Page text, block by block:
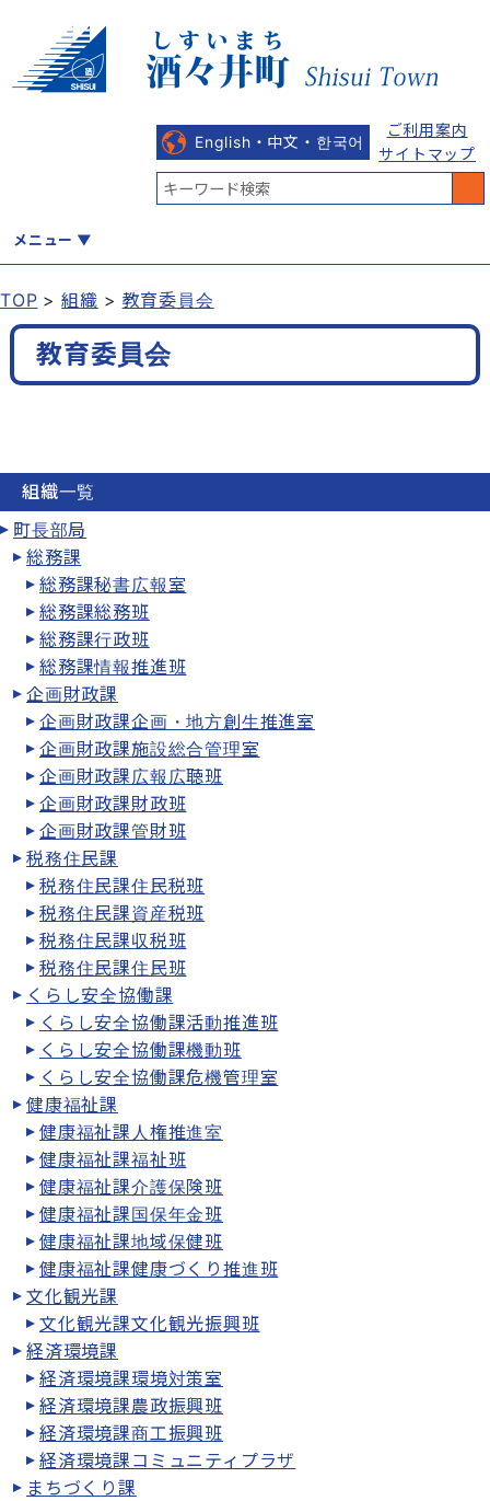
English・中文・한국어
ご利用案内
サイトマップ
メニュー
健康・福祉 産業・しごと
TOP 組織 教育委員会
教育委員会
組織一覧
町長部局
総務課
総務課秘書広報室
総務課総務班
総務課行政班
総務課情報推進班
企画財政課
企画財政課企画・地方創生推進室
企画財政課施設総合管理室
企画財政課広報広聴班
企画財政課財政班
企画財政課管財班
税務住民課
税務住民課住民税班
税務住民課資産税班
税務住民課収税班
税務住民課住民班
くらし安全協働課
くらし安全協働課活動推進班
くらし安全協働課機動班
くらし安全協働課危機管理室
健康福祉課
健康福祉課人権推進室
健康福祉課福祉班
健康福祉課介護保険班
健康福祉課国保年金班
健康福祉課地域保健班
健康福祉課健康づくり推進班
文化観光課
文化観光課文化観光振興班
経済環境課
経済環境課環境対策室
経済環境課農政振興班
経済環境課商工振興班
経済環境課コミュニティプラザ
まちづくり課